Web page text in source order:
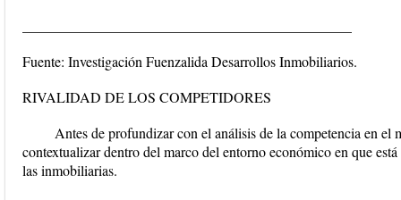
Fuente: Investigación Fuenzalida Desarrollos Inmobiliarios.
RIVALIDAD DE LOS COMPETIDORES
Antes de profundizar con el análisis de la competencia en el
contextualizar dentro del marco del entorno económico en que
las inmobiliarias.